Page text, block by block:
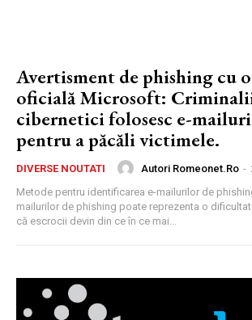
Avertisment de phishing cu o
oficială Microsoft:
cibernetici folosesc e-
pentru a păcăli victimele.
DIVERSE NOUTATI Autori Romeonet.ro -
Metode pentru identificarea e-mailurilor de
mailurilor de phishing poate reprezenta o
că escrocii devin din ce în ce mai...